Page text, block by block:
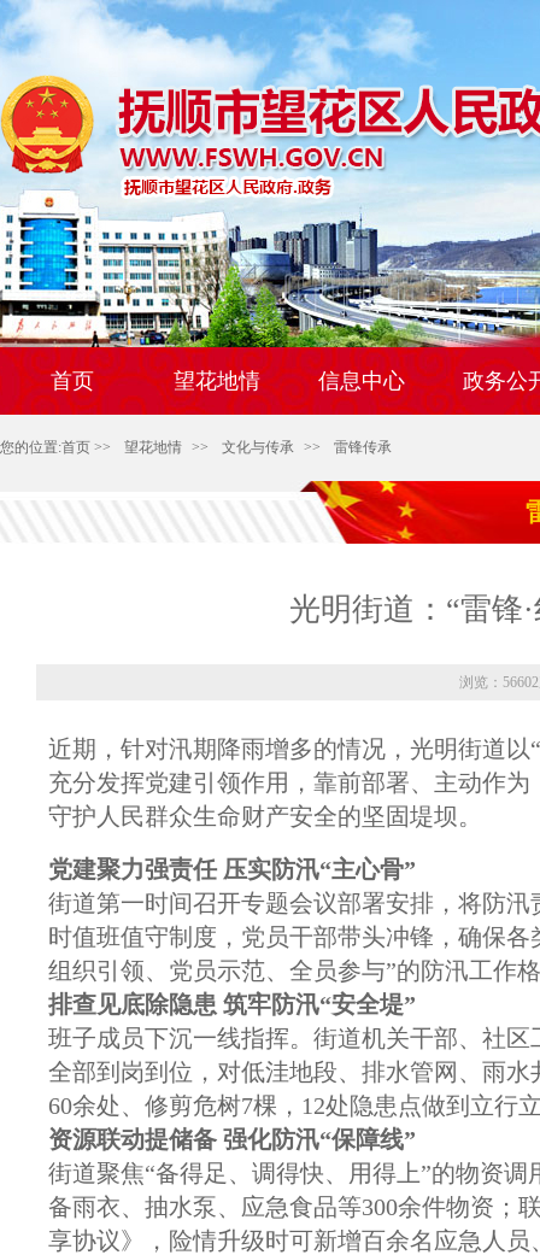
首页 望花地情 信息中心 政务公
您的位置:首页 >> 望花地情 >> 文化与传承 >> 雷锋传承
光明街道：“雷锋
浏览：
近期，针对汛期降雨增多的情况，光明街道
充分发挥党建引领作用，靠前部署、主动作
守护人民群众生命财产安全的坚固堤坝。
党建聚力强责任 压实防汛“主心骨”
街道第一时间召开专题会议部署安排，将防
时值班值守制度，党员干部带头冲锋，确保
组织引领、党员示范、全员参与”的防汛工作
排查见底除隐患 筑牢防汛“安全堤”
班子成员下沉一线指挥。街道机关干部、社
全部到岗到位，对低洼地段、排水管网、雨
60余处、修剪危树7棵，12处隐患点做到立行
资源联动提储备 强化防汛“保障线”
街道聚焦“备得足、调得快、用得上”的物资
备雨衣、抽水泵、应急食品等300余件物资；
享协议》，险情升级时可新增百余名应急人